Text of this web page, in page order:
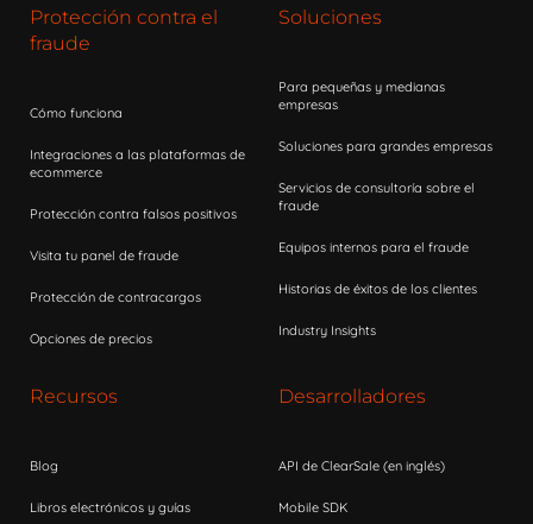
Protección contra el
fraude
Cómo funciona
Integraciones a las plataformas de
ecommerce
Protección contra falsos positivos
Visita tu panel de fraude
Protección de contracargos
Opciones de precios
Soluciones
Para pequeñas y medianas
empresas
Soluciones para grandes empresas
Servicios de consultoría sobre el
fraude
Equipos internos para el fraude
Historias de éxitos de los clientes
Industry Insights
Recursos
Blog
Libros electrónicos y guías
Desarrolladores
API de ClearSale (en inglés)
Mobile SDK